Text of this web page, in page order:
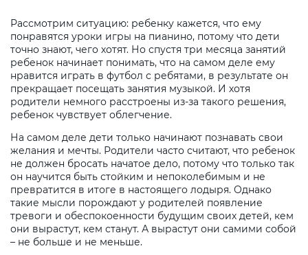
Рассмотрим ситуацию: ребенку кажется, что ему
понравятся уроки игры на пианино, потому что дети
точно знают, чего хотят. Но спустя три месяца занятий
ребенок начинает понимать, что на самом деле ему
нравится играть в футбол с ребятами, в результате он
прекращает посещать занятия музыкой. И хотя
родители немного расстроены из-за такого решения,
ребенок чувствует облегчение.
На самом деле дети только начинают познавать свои
желания и мечты. Родители часто считают, что ребенок
не должен бросать начатое дело, потому что только так
он научится быть стойким и непоколебимым и не
превратится в итоге в настоящего лодыря. Однако
такие мысли порождают у родителей появление
тревоги и обеспокоенности будущим своих детей, кем
они вырастут, кем станут. А вырастут они самими собой
– не больше и не меньше.